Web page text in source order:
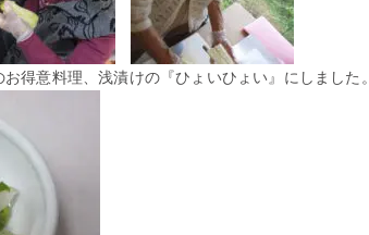
得意料理、浅漬けの『ひょいひょい』にしました。